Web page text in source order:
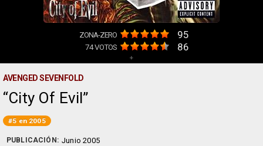
ZONA-ZERO 95
74VOTOS 86
+
AVENGED SEVENFOLD
City Of Evil
#5 en 2005
PUBLICACIÓN: Junio 2005